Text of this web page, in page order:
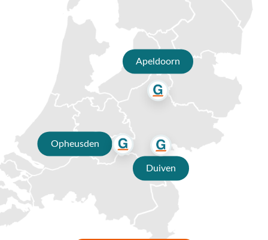
een e-mail naar
info@vdgarde.nl
of maak gebruik van de
chatfunctie. Uiteraard ben je ook van harte welkom in onze
showroom in Opheusden, Duiven of Apeldoorn. Onze
specialisten voorzien je graag van een deskundig advies op
Waarom kopen bij Van der Garde
tuinmeubelen?
✔ 80 jaar ervaring
✔ Persoonlijk advies van specialisten
✔ 9.4/10 uit 19.500+ klantbeoordelingen
✔ Gratis verzending vanaf €50,-
✔ 3 fysieke showrooms
Apeldoorn
Opheusden
Duiven